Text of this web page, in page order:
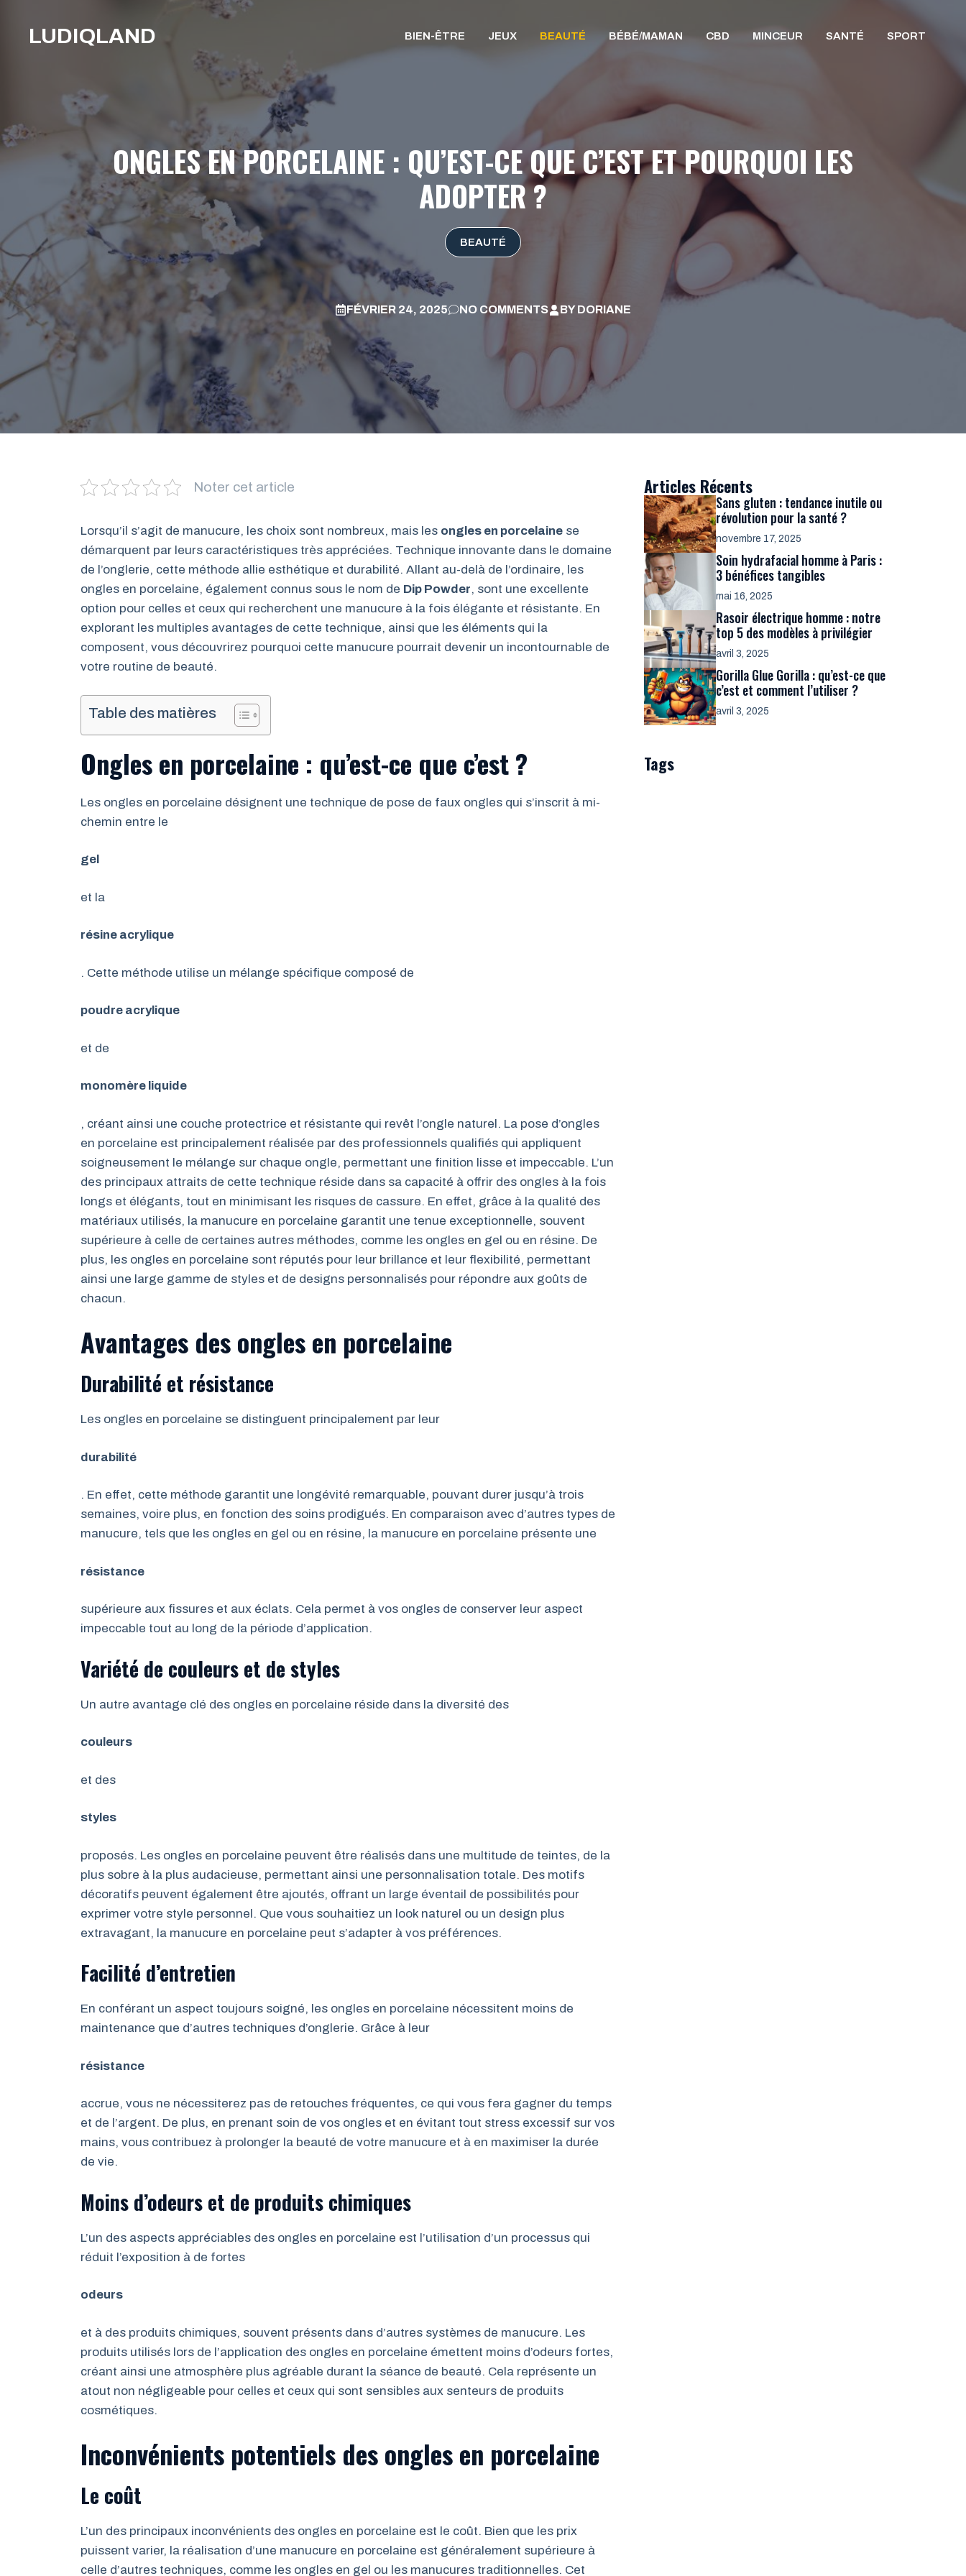
contenu
LUDIQLAND BIEN-ÊTRE JEUX BEAUTÉ BÉBÉ/MAMAN CBD MINCEUR SANTÉ SPORT
ONGLES EN PORCELAINE : QU’EST-CE QUE C’EST ET POURQUOI LES
ADOPTER ?
BEAUTÉ
FÉVRIER 24, 2025 NO COMMENTS BYDORIANE
Noter cet article
Lorsqu’il s’agit de manucure, les choix sont nombreux, mais les ongles en porcelaine se
démarquent par leurs caractéristiques très appréciées. Technique innovante dans le domaine
de l’onglerie, cette méthode allie esthétique et durabilité. Allant au-delà de l’ordinaire, les
ongles en porcelaine, également connus sous le nom de Dip Powder, sont une excellente
option pour celles et ceux qui recherchent une manucure à la fois élégante et résistante. En
explorant les multiples avantages de cette technique, ainsi que les éléments qui la
composent, vous découvrirez pourquoi cette manucure pourrait devenir un incontournable de
votre routine de beauté.
Table des matières
Ongles en porcelaine : qu’est-ce que c’est ?
Les ongles en porcelaine désignent une technique de pose de faux ongles qui s’inscrit à mi-
chemin entre le
gel
et la
résine acrylique
. Cette méthode utilise un mélange spécifique composé de
poudre acrylique
et de
monomère liquide
, créant ainsi une couche protectrice et résistante qui revêt l’ongle naturel. La pose d’ongles
en porcelaine est principalement réalisée par des professionnels qualifiés qui appliquent
soigneusement le mélange sur chaque ongle, permettant une finition lisse et impeccable. L’un
des principaux attraits de cette technique réside dans sa capacité à offrir des ongles à la fois
longs et élégants, tout en minimisant les risques de cassure. En effet, grâce à la qualité des
matériaux utilisés, la manucure en porcelaine garantit une tenue exceptionnelle, souvent
supérieure à celle de certaines autres méthodes, comme les ongles en gel ou en résine. De
plus, les ongles en porcelaine sont réputés pour leur brillance et leur flexibilité, permettant
ainsi une large gamme de styles et de designs personnalisés pour répondre aux goûts de
chacun.
Avantages des ongles en porcelaine
Durabilité et résistance
Les ongles en porcelaine se distinguent principalement par leur
durabilité
. En effet, cette méthode garantit une longévité remarquable, pouvant durer jusqu’à trois
semaines, voire plus, en fonction des soins prodigués. En comparaison avec d’autres types de
manucure, tels que les ongles en gel ou en résine, la manucure en porcelaine présente une
résistance
supérieure aux fissures et aux éclats. Cela permet à vos ongles de conserver leur aspect
impeccable tout au long de la période d’application.
Variété de couleurs et de styles
Un autre avantage clé des ongles en porcelaine réside dans la diversité des
couleurs
et des
styles
proposés. Les ongles en porcelaine peuvent être réalisés dans une multitude de teintes, de la
plus sobre à la plus audacieuse, permettant ainsi une personnalisation totale. Des motifs
décoratifs peuvent également être ajoutés, offrant un large éventail de possibilités pour
exprimer votre style personnel. Que vous souhaitiez un look naturel ou un design plus
extravagant, la manucure en porcelaine peut s’adapter à vos préférences.
Facilité d’entretien
En conférant un aspect toujours soigné, les ongles en porcelaine nécessitent moins de
maintenance que d’autres techniques d’onglerie. Grâce à leur
résistance
accrue, vous ne nécessiterez pas de retouches fréquentes, ce qui vous fera gagner du temps
et de l’argent. De plus, en prenant soin de vos ongles et en évitant tout stress excessif sur vos
mains, vous contribuez à prolonger la beauté de votre manucure et à en maximiser la durée
de vie.
Moins d’odeurs et de produits chimiques
L’un des aspects appréciables des ongles en porcelaine est l’utilisation d’un processus qui
réduit l’exposition à de fortes
odeurs
et à des produits chimiques, souvent présents dans d’autres systèmes de manucure. Les
produits utilisés lors de l’application des ongles en porcelaine émettent moins d’odeurs fortes,
créant ainsi une atmosphère plus agréable durant la séance de beauté. Cela représente un
atout non négligeable pour celles et ceux qui sont sensibles aux senteurs de produits
cosmétiques.
Inconvénients potentiels des ongles en porcelaine
Le coût
L’un des principaux inconvénients des ongles en porcelaine est le coût. Bien que les prix
puissent varier, la réalisation d’une manucure en porcelaine est généralement supérieure à
celle d’autres techniques, comme les ongles en gel ou les manucures traditionnelles. Cet
Articles Récents
Sans gluten : tendance inutile ou
révolution pour la santé ?
novembre 17, 2025
Soin hydrafacial homme à Paris :
3 bénéfices tangibles
mai 16, 2025
Rasoir électrique homme : notre
top 5 des modèles à privilégier
avril 3, 2025
Gorilla Glue Gorilla : qu’est-ce que
c’est et comment l’utiliser ?
avril 3, 2025
Tags